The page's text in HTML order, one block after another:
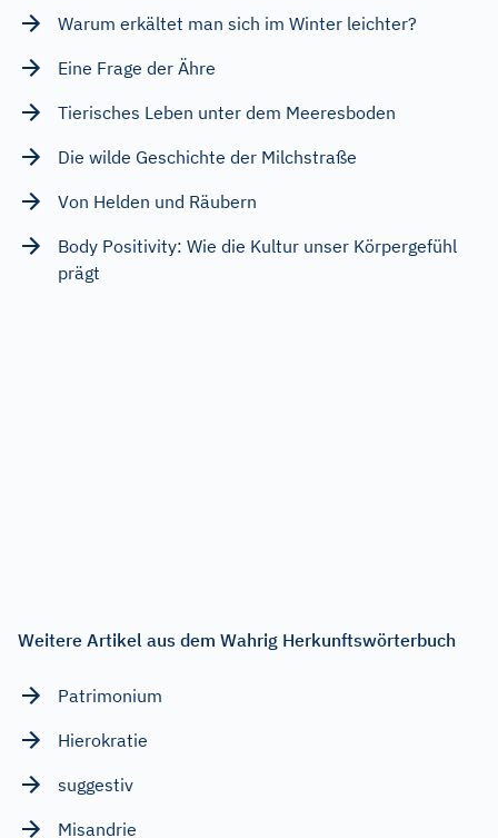
Warum erkältet man sich im Winter leichter?
Eine Frage der Ähre
Tierisches Leben unter dem Meeresboden
Die wilde Geschichte der Milchstraße
Von Helden und Räubern
Body Positivity: Wie die Kultur unser Körpergefühl
prägt
Weitere Artikel aus dem Wahrig Herkunftswörterbuch
Patrimonium
Hierokratie
suggestiv
Misandrie